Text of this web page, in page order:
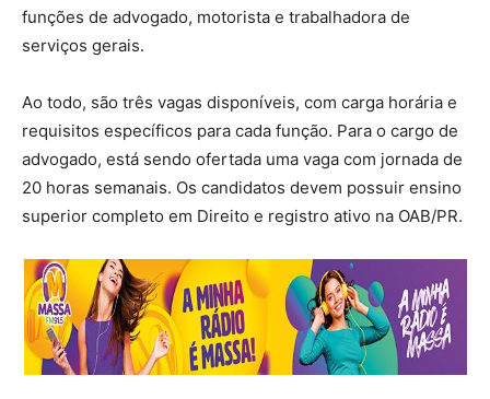
funções de advogado, motorista e trabalhadora de
serviços gerais.
Ao todo, são três vagas disponíveis, com carga horária e
requisitos específicos para cada função. Para o cargo de
advogado, está sendo ofertada uma vaga com jornada de
20 horas semanais. Os candidatos devem possuir ensino
superior completo em Direito e registro ativo na OAB/PR.